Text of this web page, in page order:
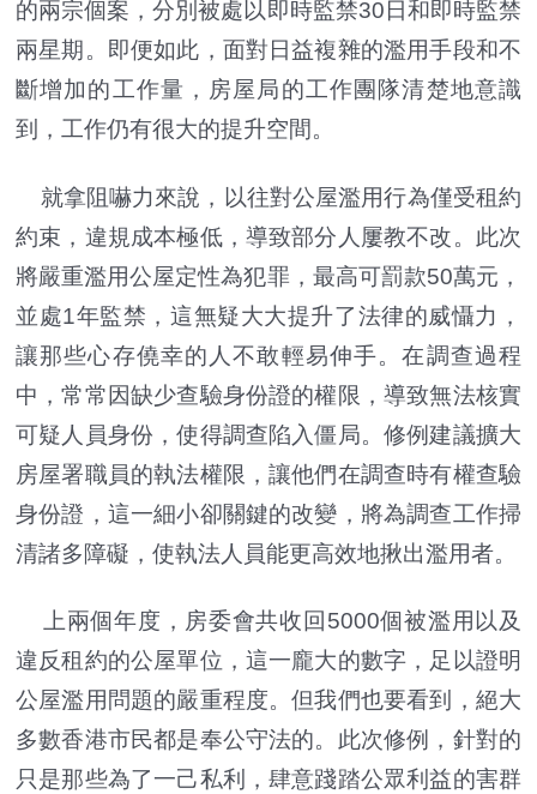
的兩宗個案，分別被處以即時監禁30日和即時監禁
兩星期。即便如此，面對日益複雜的濫用手段和不
斷增加的工作量，房屋局的工作團隊清楚地意識
到，工作仍有很大的提升空間。
就拿阻嚇力來說，以往對公屋濫用行為僅受租約
約束，違規成本極低，導致部分人屢教不改。此次
將嚴重濫用公屋定性為犯罪，最高可罰款50萬元，
並處1年監禁，這無疑大大提升了法律的威懾力，
讓那些心存僥幸的人不敢輕易伸手。在調查過程
中，常常因缺少查驗身份證的權限，導致無法核實
可疑人員身份，使得調查陷入僵局。修例建議擴大
房屋署職員的執法權限，讓他們在調查時有權查驗
身份證，這一細小卻關鍵的改變，將為調查工作掃
清諸多障礙，使執法人員能更高效地揪出濫用者。
上兩個年度，房委會共收回5000個被濫用以及
違反租約的公屋單位，這一龐大的數字，足以證明
公屋濫用問題的嚴重程度。但我們也要看到，絕大
多數香港市民都是奉公守法的。此次修例，針對的
只是那些為了一己私利，肆意踐踏公眾利益的害群